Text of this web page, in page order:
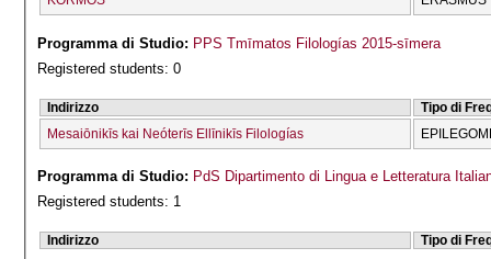
Programma di Studio: PPS Tmīmatos Filologías 2015-sīmera
Registered students: 0
Indirizzo
Tipo di
Mesaiōnikīs kai Neóterīs Ellīnikīs Filologías
Programma di Studio: PdS Dipartimento di Lingua e Letteratura
Registered students: 1
Indirizzo Tipo di